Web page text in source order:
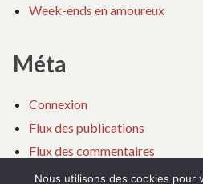
Week-ends en amoureux
Méta
Connexion
Flux des publications
Flux des commentaires
Site de WordPress-FR
Nous utilisons des cookies pour